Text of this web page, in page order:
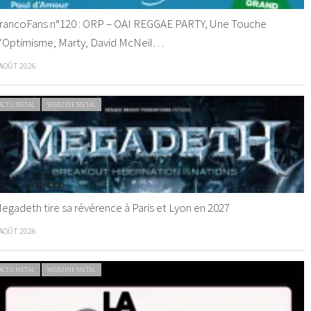
n°120 : ORP – OAI REGGAE PARTY, Une Touche
Marty, David McNeil…
2026
METAL WEBZINE METAL
tire sa révérence à Paris et Lyon en 2027
2026
METAL WEBZINE METAL